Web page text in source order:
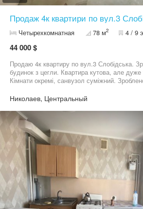
Продаж 4к квартири по вул.3
Четырехкомнатная 78 м2 4 / 9
44 000 $
Продаю 4к квартиру по вул.3 Слобідська.
будинок з цегли. Квартира кутова, але
Кімнати окремі, санвузол суміжний.
тільки оздобити все за своїм смаком.
затишний, доглянутий, ОСББ працює
район. Поруч все необхідне для життя і
Дзвоніть, будь ласка!
Николаев, Центральный